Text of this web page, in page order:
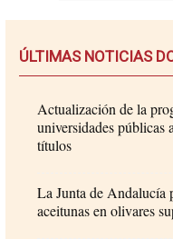
ÚLTIMAS NOTICIAS
Actualización de la
universidades públicas
títulos
La Junta de Andalucía
aceitunas en olivares